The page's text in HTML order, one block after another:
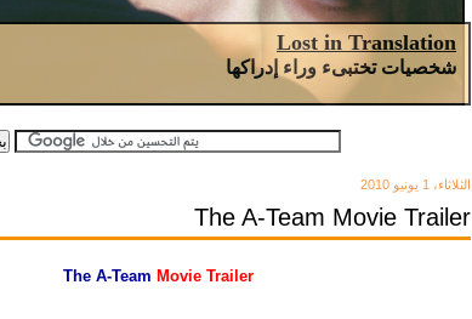
Lost in Translation
شخصيات تختبىء وراء إدراكها
الثلاثاء، 1 يونيو 2010
The A-Team Movie Trailer
The A-Team Movie Trailer